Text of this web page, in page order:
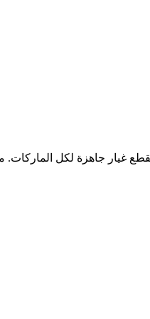
غيار جاهزة لكل الماركات.